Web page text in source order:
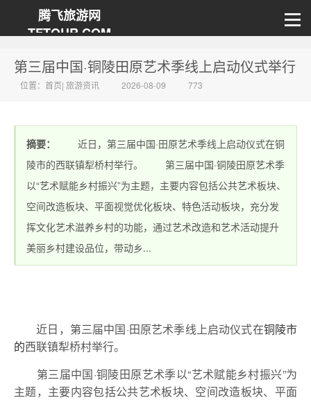
腾飞旅游网
TFTOUR.COM
第三届中国·铜陵田原艺术季线上启动仪式举行
位置： 首页| 旅游资讯 2026-08-09 773
摘要：
近日，第三届中国·田原艺术季线上启动仪式在铜
陵市的西联镇犁桥村举行。 第三届中国·铜陵田原艺术季
以“艺术赋能乡村振兴”为主题，主要内容包括公共艺术板块、
空间改造板块、平面视觉优化板块、特色活动板块，充分发
挥文化艺术滋养乡村的功能，通过艺术改造和艺术活动提升
美丽乡村建设品位，带动乡...
近日，第三届中国·田原艺术季线上启动仪式在铜陵市
的西联镇犁桥村举行。
第三届中国·铜陵田原艺术季以“艺术赋能乡村振兴”为
主题，主要内容包括公共艺术板块、空间改造板块、平面